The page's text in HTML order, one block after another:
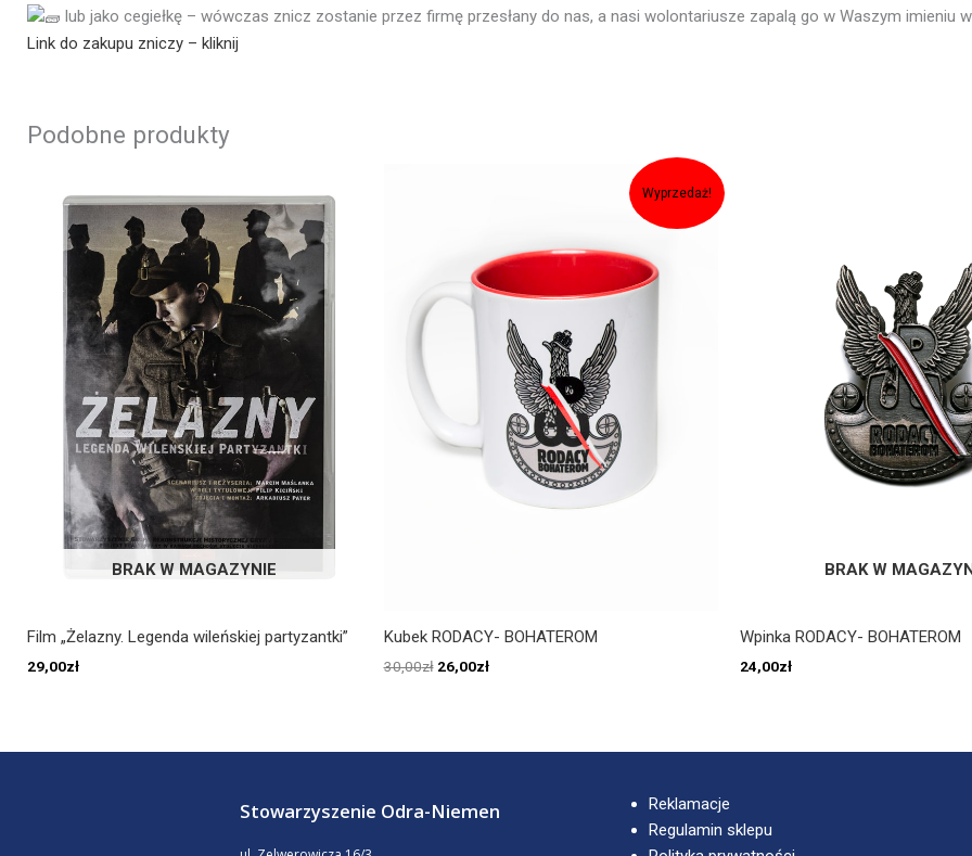
lub jako cegiełkę – wówczas znicz zostanie przez firmę przesłany do nas, a nasi wolontariusze zapalą go w Waszym imieniu
Link do zakupu zniczy – kliknij
Podobne produkty
BRAK W MAGAZYNIE
Film „Żelazny. Legenda wileńskiej partyzantki”
29,00zł
Wyprzedaż!
Kubek RODACY- BOHATEROM
30,00zł 26,00zł
BRAK W
Wpinka RODACY- BOHATEROM
24,00zł
Stowarzyszenie Odra-Niemen
Reklamacje
Regulamin sklepu